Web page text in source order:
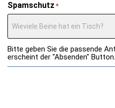
Spamschutz *
Bitte geben Sie die passende
erscheint der "Absenden" Button.